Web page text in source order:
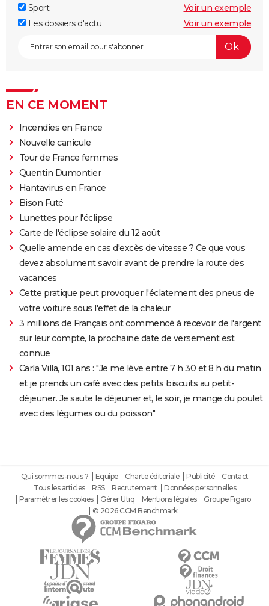
Sport
Voir un exemple
Les dossiers d'actu
Voir un exemple
EN CE MOMENT
Incendies en France
Nouvelle canicule
Tour de France femmes
Quentin Dumontier
Hantavirus en France
Bison Futé
Lunettes pour l'éclipse
Carte de l'éclipse solaire du 12 août
Quelle amende en cas d'excès de vitesse ? Ce que vous
devez absolument savoir avant de prendre la route des
vacances
Cette pratique peut provoquer l'éclatement des pneus de
votre voiture sous l'effet de la chaleur
3 millions de Français ont commencé à recevoir de l'argent
sur leur compte, la prochaine date de versement est
connue
Carla Villa, 101 ans : "Je me lève entre 7 h 30 et 8 h du matin
et je prends un café avec des petits biscuits au petit-
déjeuner. Je saute le déjeuner et, le soir, je mange du poulet
avec des légumes ou du poisson"
Qui sommes-nous ? Equipe Charte éditoriale Publicité
Contact
Tous les articles
RSS Recrutement
Données personnelles
Paramétrer les cookies
Gérer Utiq Mentions légales
Groupe Figaro
© 2026 CCM Benchmark